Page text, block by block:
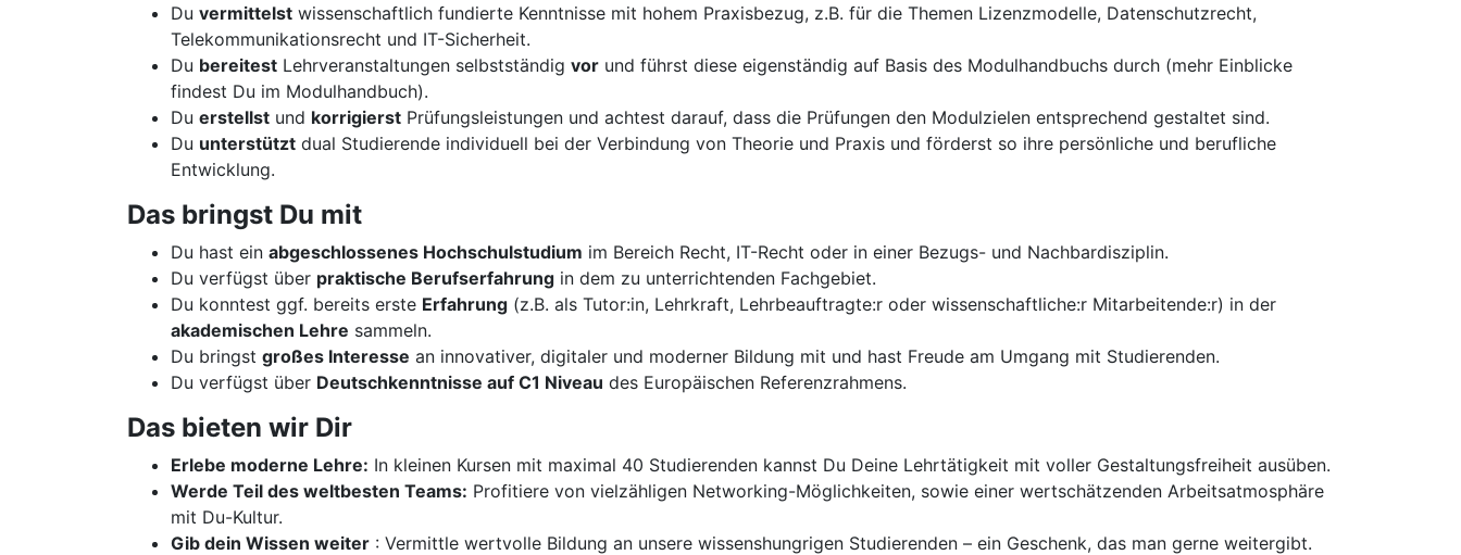
Du vermittelst wissenschaftlich fundierte Kenntnisse mit hohem Praxisbezug, z.B. für die Themen Lizenzmodelle, Datenschutzrecht,
Telekommunikationsrecht und IT-Sicherheit.
Du bereitest Lehrveranstaltungen selbstständig vor und führst diese eigenständig auf Basis des Modulhandbuchs durch (mehr Einblicke
findest Du im Modulhandbuch).
Du erstellst und korrigierst Prüfungsleistungen und achtest darauf, dass die Prüfungen den Modulzielen entsprechend gestaltet sind.
Du unterstützt dual Studierende individuell bei der Verbindung von Theorie und Praxis und förderst so ihre persönliche und berufliche
Entwicklung.
Das bringst Du mit
Du hast ein abgeschlossenes Hochschulstudium im Bereich Recht, IT-Recht oder in einer Bezugs- und Nachbardisziplin.
Du verfügst über praktische Berufserfahrung in dem zu unterrichtenden Fachgebiet.
Du konntest ggf. bereits erste Erfahrung (z.B. als Tutor:in, Lehrkraft, Lehrbeauftragte:r oder wissenschaftliche:r Mitarbeitende:r) in der
akademischen Lehre sammeln.
Du bringst großes Interesse an innovativer, digitaler und moderner Bildung mit und hast Freude am Umgang mit Studierenden.
Du verfügst über Deutschkenntnisse auf C1 Niveau des Europäischen Referenzrahmens.
Das bieten wir Dir
Erlebe moderne Lehre: In kleinen Kursen mit maximal 40 Studierenden kannst Du Deine Lehrtätigkeit mit voller Gestaltungsfreiheit ausüben.
Werde Teil des weltbesten Teams: Profitiere von vielzähligen Networking-Möglichkeiten, sowie einer wertschätzenden Arbeitsatmosphäre
mit Du-Kultur.
Gib dein Wissen weiter : Vermittle wertvolle Bildung an unsere wissenshungrigen Studierenden – ein Geschenk, das man gerne weitergibt.